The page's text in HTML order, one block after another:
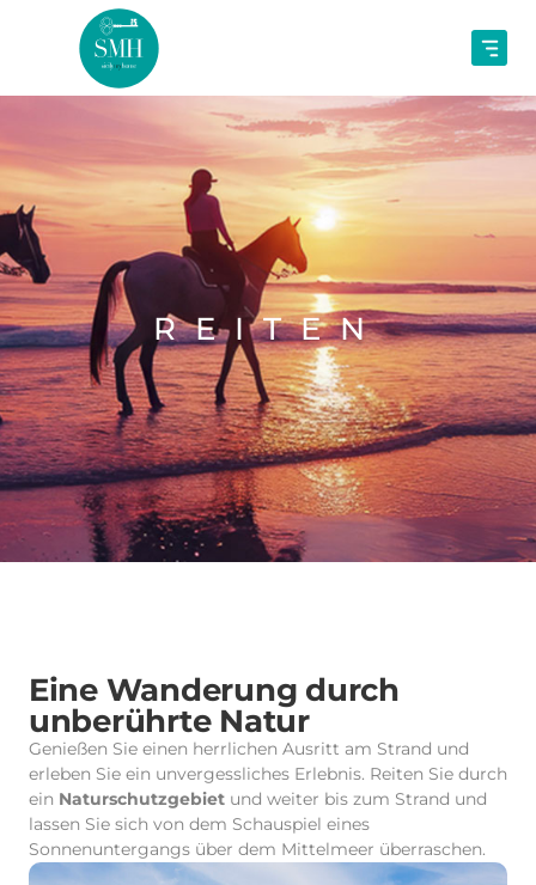
REITEN
Eine Wanderung durch
unberührte Natur
Genießen Sie einen herrlichen Ausritt am Strand und
erleben Sie ein unvergessliches Erlebnis. Reiten Sie durch
ein Naturschutzgebiet und weiter bis zum Strand und
lassen Sie sich von dem Schauspiel eines
Sonnenuntergangs über dem Mittelmeer überraschen.